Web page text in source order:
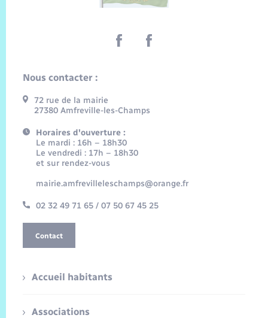
Nous contacter :
72 rue de la mairie
27380 Amfreville-les-Champs
Horaires d'ouverture :
Le mardi : 16h – 18h30
Le vendredi : 17h – 18h30
et sur rendez-vous
mairie.amfrevilleleschamps@orange.fr
02 32 49 71 65 / 07 50 67 45 25
Contact
Accueil habitants
Associations